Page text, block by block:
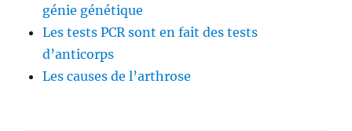
génie génétique
Les tests PCR sont en fait des tests
d’anticorps
Les causes de l’arthrose